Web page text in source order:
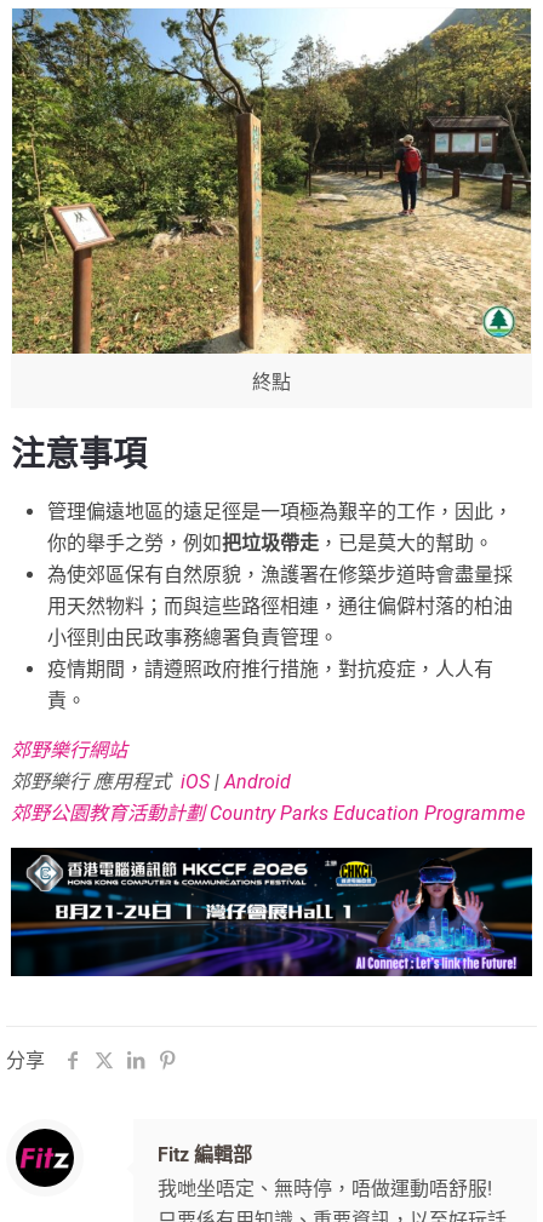
終點
注意事項
管理偏遠地區的遠足徑是一項極為艱辛的工作，因此，
你的舉手之勞，例如把垃圾帶走 ，已是莫大的幫助。
為使郊區保有自然原貌，漁護署在修築步道時會盡量採
用天然物料；而與這些路徑相連，通往偏僻村落的柏油
小徑則由民政事務總署負責管理。
疫情期間，請遵照政府推行措施，對抗疫症，人人有
責。
郊野樂行網站
郊野樂行 應用程式iOS|Android
郊野公園教育活動計劃 Country Parks Education Programme
分享
Fitz 編輯部
我哋坐唔定、無時停，唔做運動唔舒服!